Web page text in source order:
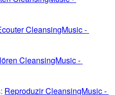
CleansingMusic -
CleansingMusic -
Reproduzir CleansingMusic -